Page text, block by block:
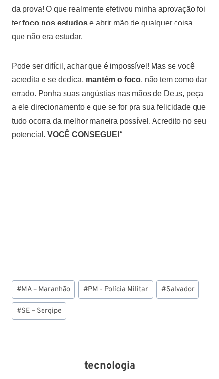
da prova! O que realmente efetivou minha aprovação foi
ter foco nos estudos e abrir mão de qualquer coisa
que não era estudar.
Pode ser difícil, achar que é impossível! Mas se você
acredita e se dedica, mantém o foco, não tem como dar
errado. Ponha suas angústias nas mãos de Deus, peça
a ele direcionamento e que se for pra sua felicidade que
tudo ocorra da melhor maneira possível. Acredito no seu
potencial. VOCÊ CONSEGUE!“
Tags
do
Post:
#MA – Maranhão #PM - Polícia Militar #Salvador
#SE – Sergipe
tecnologia